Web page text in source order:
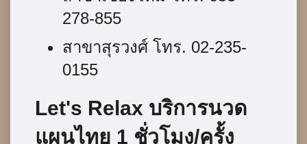
278-855
สาขาสุรวงศ์ โทร. 02-235-
0155
Let's Relax บริการนวด
แผนไทย 1 ชั่วโมง/ครั้ง